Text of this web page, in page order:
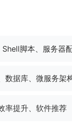
脚本、服务器
数据库、微服务架
率提升、软件推荐